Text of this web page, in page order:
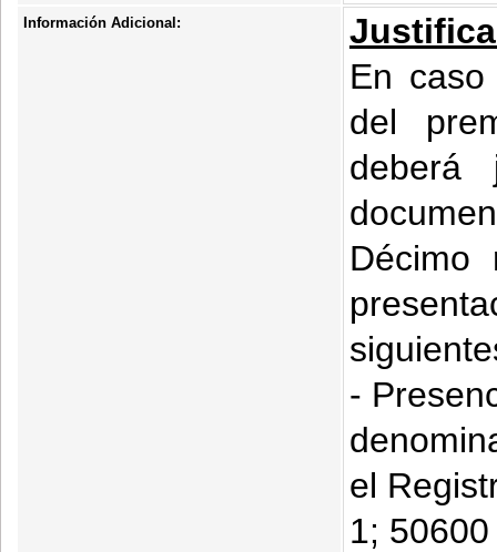
Información Adicional:
En
del
deberá
Décimo
-
el
1;